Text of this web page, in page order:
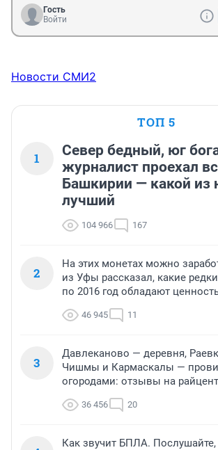
Гость
Войти
Новости СМИ2
ТОП 5
1
Север бедный, юг
журналист проехал
Башкирии — какой из
лучший
104 966 167
2
На этих монетах можно
из Уфы рассказал, какие
по 2016 год обладают
46 945 11
3
Давлеканово — деревня,
Чишмы и Кармаскалы —
огородами: отзывы на
36 456 20
Как звучит БПЛА.